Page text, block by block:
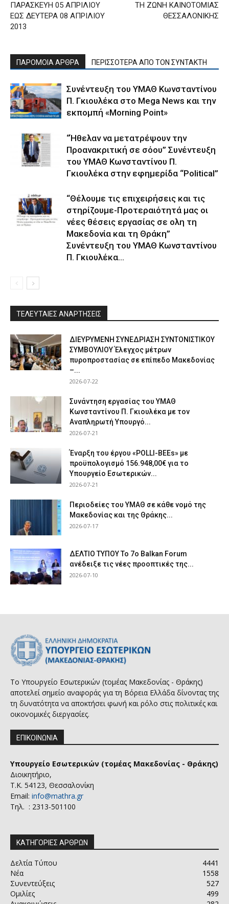
ΠΑΡΑΣΚΕΥΗ 05 ΑΠΡΙΛΙΟΥ
ΕΩΣ ΔΕΥΤΕΡΑ 08 ΑΠΡΙΛΙΟΥ
2013
ΤΗ ΖΩΝΗ ΚΑΙΝΟΤΟΜΙΑΣ
ΘΕΣΣΑΛΟΝΙΚΗΣ
ΠΑΡΟΜΟΙΑ ΑΡΘΡΑ ΠΕΡΙΣΣΟΤΕΡΑ ΑΠΟ ΤΟΝ ΣΥΝΤΑΚΤΗ
Συνέντευξη του ΥΜΑΘ Κωνσταντίνου
Π. Γκιουλέκα στο Mega News και την
εκπομπή «Morning Point»
“Ήθελαν να μετατρέψουν την
Προανακριτική σε σόου” Συνέντευξη
του ΥΜΑΘ Κωνσταντίνου Π.
Γκιουλέκα στην εφημερίδα “Political”
“Θέλουμε τις επιχειρήσεις και τις
στηρίζουμε-Προτεραιότητά μας οι
νέες θέσεις εργασίας σε ολη τη
Μακεδονία και τη Θράκη”
Συνέντευξη του ΥΜΑΘ Κωνσταντίνου
Π. Γκιουλέκα...
ΤΕΛΕΥΤΑΙΕΣ ΑΝΑΡΤΗΣΕΙΣ
ΔΙΕΥΡΥΜΕΝΗ ΣΥΝΕΔΡΙΑΣΗ ΣΥΝΤΟΝΙΣΤΙΚΟΥ
ΣΥΜΒΟΥΛΙΟΥ Έλεγχος μέτρων
πυροπροστασίας σε επίπεδο Μακεδονίας
–...
2026-07-22
Συνάντηση εργασίας του ΥΜΑΘ
Κωνσταντίνου Π. Γκιουλέκα με τον
Αναπληρωτή Υπουργό...
2026-07-21
Έναρξη του έργου «POLLI-BEEs» με
προϋπολογισμό 156.948,00€ για το
Υπουργείο Εσωτερικών...
2026-07-21
Περιοδείες του ΥΜΑΘ σε κάθε νομό της
Μακεδονίας και της Θράκης...
2026-07-17
ΔΕΛΤΙΟ ΤΥΠΟΥ Το 7ο Balkan Forum
ανέδειξε τις νέες προοπτικές της...
2026-07-10
Το Υπουργείο Εσωτερικών (τομέας Μακεδονίας - Θράκης)
αποτελεί σημείο αναφοράς για τη Βόρεια Ελλάδα δίνοντας της
τη δυνατότητα να αποκτήσει φωνή και ρόλο στις πολιτικές και
οικονομικές διεργασίες.
ΕΠΙΚΟΙΝΩΝΙΑ
Υπουργείο Εσωτερικών (τομέας Μακεδονίας - Θράκης)
Διοικητήριο,
Τ.Κ. 54123, Θεσσαλονίκη
Email: info@mathra.gr
Τηλ. : 2313-501100
ΚΑΤΗΓΟΡΙΕΣ ΑΡΘΡΩΝ
Δελτία Τύπου
4441
Νέα
1558
Συνεντεύξεις
527
Ομιλίες
499